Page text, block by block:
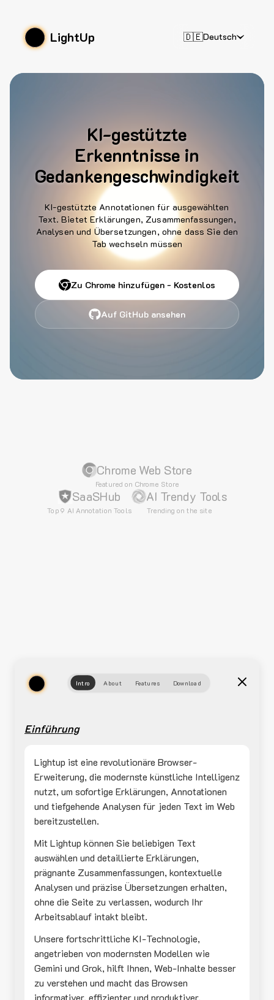
LightUp 🇩🇪Deutsch
KI-gestützte
Erkenntnisse in
Gedankengeschwindigkeit
KI-gestützte Annotationen für ausgewählten
Text. Bietet Erklärungen, Zusammenfassungen,
Analysen und Übersetzungen, ohne dass Sie den
Tab wechseln müssen
Zu Chrome hinzufügen - Kostenlos
Auf GitHub ansehen
Chrome Web Store
Featured on Chrome Store
SaaSHub
Top 9 AI Annotation Tools
AI Trendy Tools
Trending on the site
Intro About Features Download
Einführung
Lightup ist eine revolutionäre Browser-
Erweiterung, die modernste künstliche Intelligenz
nutzt, um sofortige Erklärungen, Annotationen
und tiefgehende Analysen für jeden Text im Web
bereitzustellen.
Mit Lightup können Sie beliebigen Text
auswählen und detaillierte Erklärungen,
prägnante Zusammenfassungen, kontextuelle
Analysen und präzise Übersetzungen erhalten,
ohne die Seite zu verlassen, wodurch Ihr
Arbeitsablauf intakt bleibt.
Unsere fortschrittliche KI-Technologie,
angetrieben von modernsten Modellen wie
Gemini und Grok, hilft Ihnen, Web-Inhalte besser
zu verstehen und macht das Browsen
informativer, effizienter und produktiver.